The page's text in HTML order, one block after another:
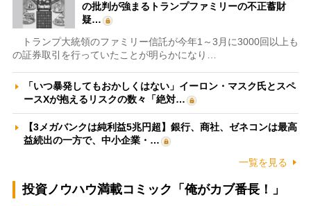
の批判が強まるトランプファミリーの不正蓄財
疑…
トランプ大統領のファミリー信託が今年1～3月に3000回以上も
の証券取引を行っていたことが明らかになり…
「いつ暴発してもおかしくはない」イーロン・マスク氏とスペ
ースXが抱えるリスクの数々「絶対…
【3メガバンクは純利益5兆円超】銀行、商社、ゼネコンは最高
益続出の一方で、中小企業・…
一覧を見る
投資ノウハウ満載コミック「俺がカブ番長！」